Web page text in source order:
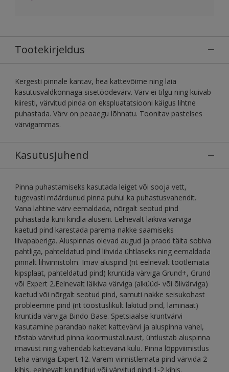
Tootekirjeldus
Kergesti pinnale kantav, hea kattevõime ning laia
kasutusvaldkonnaga sisetöödevärv. Värv ei tilgu ning kuivab
kiiresti, värvitud pinda on ekspluatatsiooni käigus lihtne
puhastada. Värv on peaaegu lõhnatu. Toonitav pastelses
värvigammas.
Kasutusjuhend
Pinna puhastamiseks kasutada leiget või sooja vett,
tugevasti määrdunud pinna puhul ka puhastusvahendit.
Vana lahtine värv eemaldada, nõrgalt seotud pind
puhastada kuni kindla aluseni. Eelnevalt läikiva värviga
kaetud pind karestada parema nakke saamiseks
liivapaberiga. Aluspinnas olevad augud ja praod täita sobiva
pahtliga, pahteldatud pind lihvida ühtlaseks ning eemaldada
pinnalt lihvimistolm. Imav aluspind (nt eelnevalt töötlemata
kipsplaat, pahteldatud pind) kruntida värviga Grund+, Grund
või Expert 2.Eelnevalt läikiva värviga (alküüd- või õlivärviga)
kaetud või nõrgalt seotud pind, samuti nakke seisukohast
probleemne pind (nt tööstuslikult lakitud pind, laminaat)
kruntida värviga Bindo Base. Spetsiaalse kruntvärvi
kasutamine parandab naket kattevärvi ja aluspinna vahel,
tõstab värvitud pinna koormustaluvust, ühtlustab aluspinna
imavust ning vähendab kattevärvi kulu. Pinna lõppviimistlus
teha värviga Expert 12. Varem viimistlemata pind värvida 2
kihis, eelnevalt krunditud või värvitud pind 1-2 kihis.